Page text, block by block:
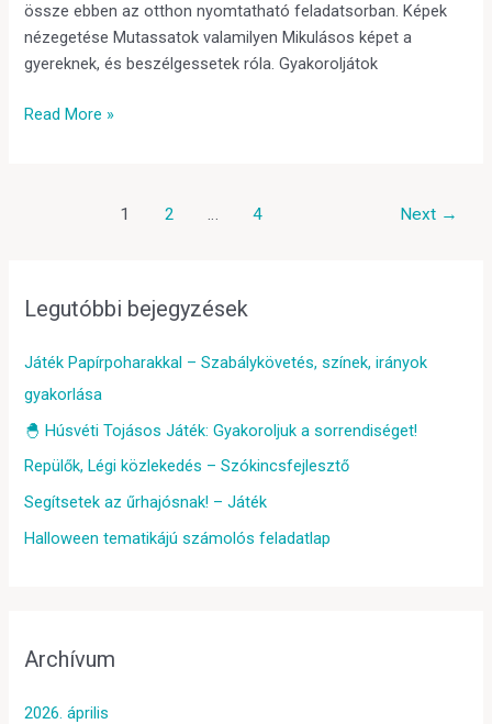
össze ebben az otthon nyomtatható feladatsorban. Képek
nézegetése Mutassatok valamilyen Mikulásos képet a
gyereknek, és beszélgessetek róla. Gyakoroljátok
Read More »
1 2 … 4 Next →
Legutóbbi bejegyzések
Játék Papírpoharakkal – Szabálykövetés, színek, irányok
gyakorlása
🐣 Húsvéti Tojásos Játék: Gyakoroljuk a sorrendiséget!
Repülők, Légi közlekedés – Szókincsfejlesztő
Segítsetek az űrhajósnak! – Játék
Halloween tematikájú számolós feladatlap
Archívum
2026. április